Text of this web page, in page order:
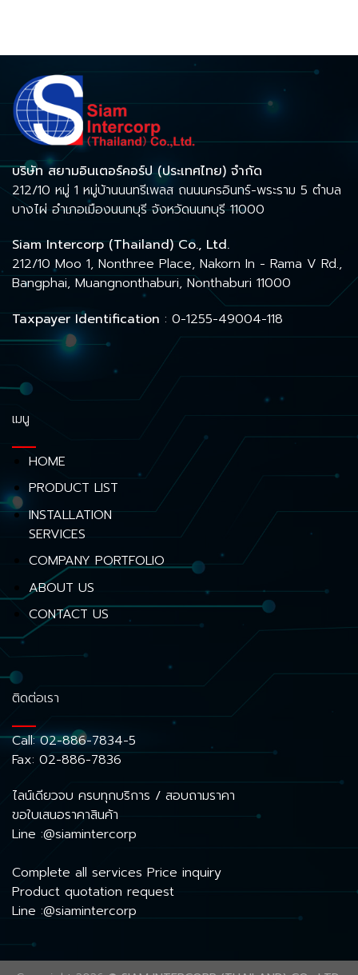
บริษัท สยามอินเตอร์คอร์ป (ประเทศไทย) จำกัด
212/10 หมู่ 1 หมู่บ้านนนทรีเพลส ถนนนครอินทร์-พระราม 5 ตำบล
บางไผ่ อำเภอเมืองนนทบุรี จังหวัดนนทบุรี 11000
Siam Intercorp (Thailand) Co., Ltd.
212/10 Moo 1, Nonthree Place, Nakorn In - Rama V Rd.,
Bangphai, Muangnonthaburi, Nonthaburi 11000
Taxpayer Identification : 0-1255-49004-118
เมนู
HOME
PRODUCT LIST
INSTALLATION
SERVICES
COMPANY PORTFOLIO
ABOUT US
CONTACT US
ติดต่อเรา
Call:02-886-7834-5
Fax: 02-886-7836
ไลน์เดียวจบ ครบทุกบริการ / สอบถามราคา
ขอใบเสนอราคาสินค้า
Line :@siamintercorp
Complete all services Price inquiry
Product quotation request
Line :@siamintercorp